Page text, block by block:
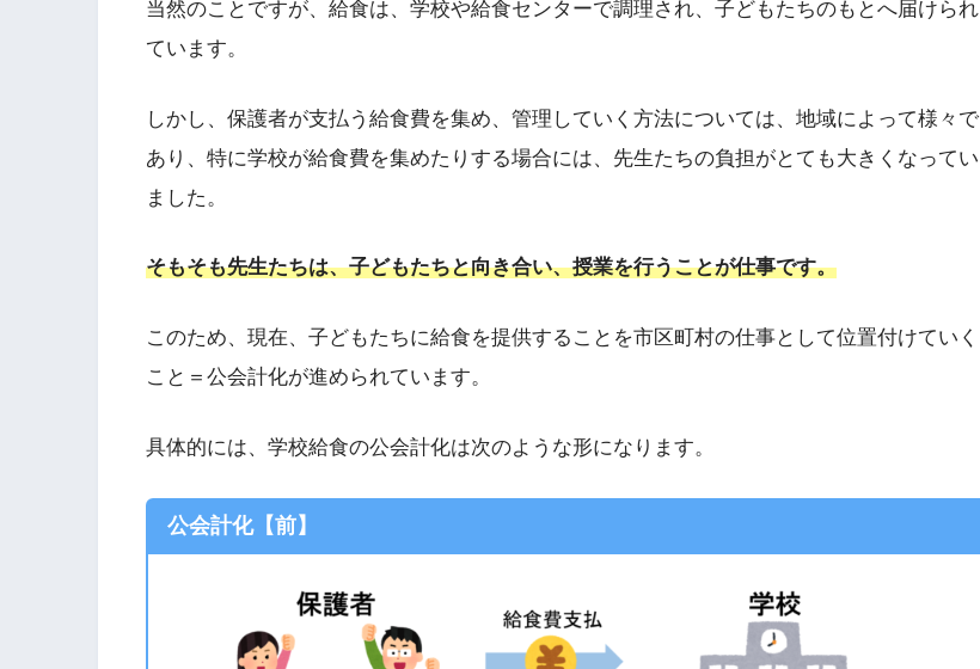
当然のことですが、給食は、学校や給食センターで調理され、子どもたちのもとへ届けられ
ています。
しかし、保護者が支払う給食費を集め、管理していく方法については、地域によって様々で
あり、特に学校が給食費を集めたりする場合には、先生たちの負担がとても大きくなってい
ました。
そもそも先生たちは、子どもたちと向き合い、授業を行うことが仕事です。
このため、現在、子どもたちに給食を提供することを市区町村の仕事として位置付けていく
こと＝公会計化が進められています。
具体的には、学校給食の公会計化は次のような形になります。
公会計化【前】